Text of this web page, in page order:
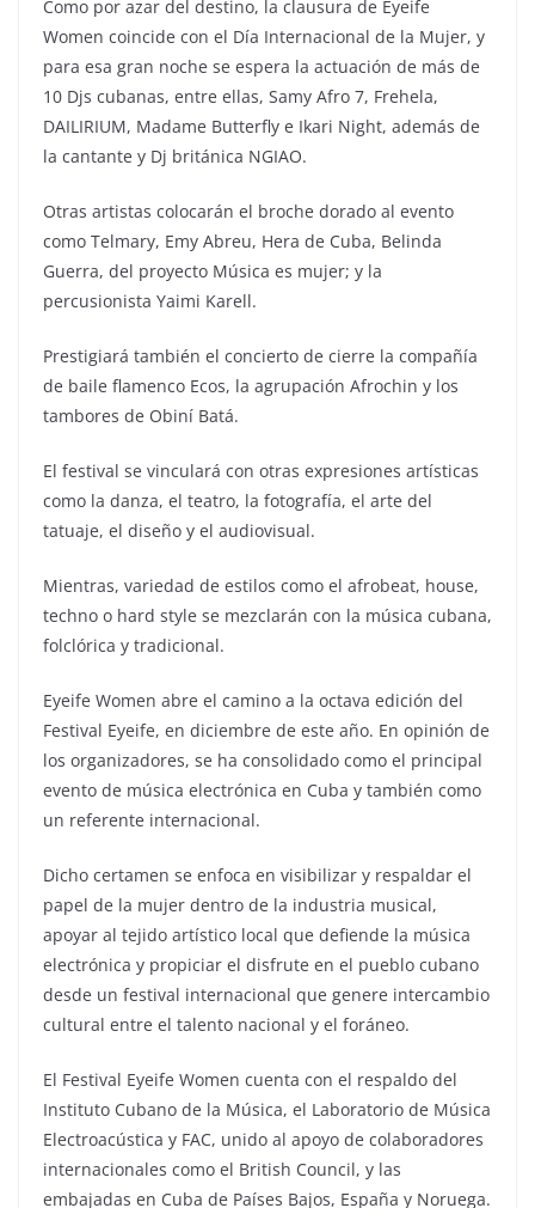
Como por azar del destino, la clausura de Eyeife
Women coincide con el Día Internacional de la Mujer, y
para esa gran noche se espera la actuación de más de
10 Djs cubanas, entre ellas, Samy Afro 7, Frehela,
DAILIRIUM, Madame Butterfly e Ikari Night, además de
la cantante y Dj británica NGIAO.
Otras artistas colocarán el broche dorado al evento
como Telmary, Emy Abreu, Hera de Cuba, Belinda
Guerra, del proyecto Música es mujer; y la
percusionista Yaimi Karell.
Prestigiará también el concierto de cierre la compañía
de baile flamenco Ecos, la agrupación Afrochin y los
tambores de Obiní Batá.
El festival se vinculará con otras expresiones artísticas
como la danza, el teatro, la fotografía, el arte del
tatuaje, el diseño y el audiovisual.
Mientras, variedad de estilos como el afrobeat, house,
techno o hard style se mezclarán con la música cubana,
folclórica y tradicional.
Eyeife Women abre el camino a la octava edición del
Festival Eyeife, en diciembre de este año. En opinión de
los organizadores, se ha consolidado como el principal
evento de música electrónica en Cuba y también como
un referente internacional.
Dicho certamen se enfoca en visibilizar y respaldar el
papel de la mujer dentro de la industria musical,
apoyar al tejido artístico local que defiende la música
electrónica y propiciar el disfrute en el pueblo cubano
desde un festival internacional que genere intercambio
cultural entre el talento nacional y el foráneo.
El Festival Eyeife Women cuenta con el respaldo del
Instituto Cubano de la Música, el Laboratorio de Música
Electroacústica y FAC, unido al apoyo de colaboradores
internacionales como el British Council, y las
embajadas en Cuba de Países Bajos, España y Noruega.